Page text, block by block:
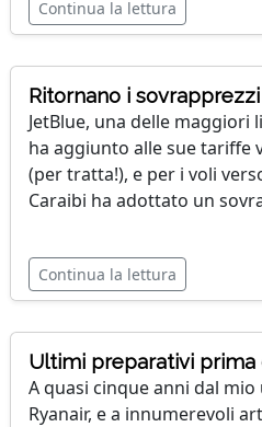
Continua la lettura
Ritornano i
JetBlue, una delle maggiori
ha aggiunto alle sue tariffe
(per tratta!), e per i voli
Caraibi ha adottato un
Continua la lettura
Ultimi preparativi prima
A quasi cinque anni dal
Ryanair, e a innumerevoli